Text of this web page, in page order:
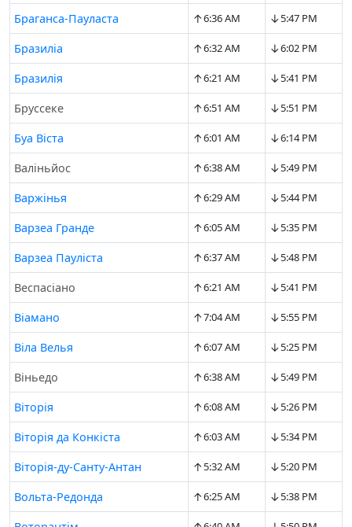
Браганса-Пауласта ↑6:36 AM ↓5:47 PM
Бразиліа ↑6:32 AM ↓6:02 PM
Бразилія ↑6:21 AM ↓5:41 PM
Бруссеке ↑6:51 AM ↓5:51 PM
Буа Віста ↑6:01 AM ↓6:14 PM
Валіньйос ↑6:38 AM ↓5:49 PM
Варжінья ↑6:29 AM ↓5:44 PM
Варзеа Гранде ↑6:05 AM ↓5:35 PM
Варзеа Пауліста ↑6:37 AM ↓5:48 PM
Веспасіано ↑6:21 AM ↓5:41 PM
Віамано ↑7:04 AM ↓5:55 PM
Віла Велья ↑6:07 AM ↓5:25 PM
Віньедо ↑6:38 AM ↓5:49 PM
Віторія ↑6:08 AM ↓5:26 PM
Віторія да Конкіста ↑6:03 AM ↓5:34 PM
Віторія-ду-Санту-Антан ↑5:32 AM ↓5:20 PM
Вольта-Редонда ↑6:25 AM ↓5:38 PM